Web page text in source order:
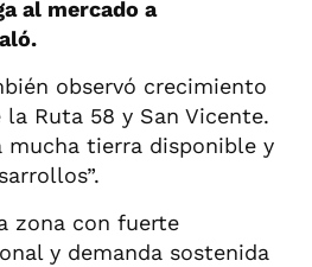
al mercado a
observó crecimiento
Ruta 58 y San Vicente.
mucha tierra disponible y
zona con fuerte
y demanda sostenida